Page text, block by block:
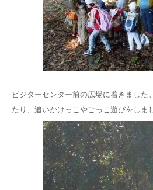
ビジターセンター前の広場に着きました
たり、追いかけっこやごっこ遊びをしま